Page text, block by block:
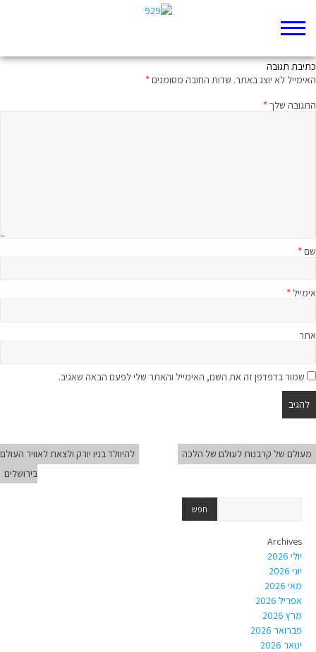
כתיבת תגובה
האימייל לא יוצג באתר. שדות החובה מסומנים*
התגובה שלך*
שם*
אימייל *
אתר
שמור בדפדפן זה את השם, האימייל והאתר שלי לפעם הבאה שאגיב.
מעולם של קרבנות לעולם של הלכה
להיוולד בניו יורק ולצאת לאוויר העולם
בירושלים
Archives
יולי 2026
יוני 2026
מאי 2026
אפריל 2026
מרץ 2026
פברואר 2026
ינואר 2026